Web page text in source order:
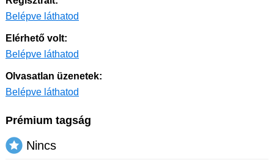
Belépve láthatod
Elérhető volt:
Belépve láthatod
Olvasatlan üzenetek:
Belépve láthatod
Prémium tagság
Nincs